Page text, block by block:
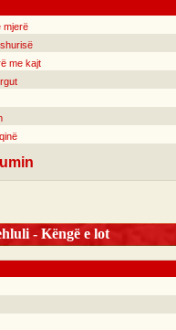
mjerë
me kajt
- Këngë e lot